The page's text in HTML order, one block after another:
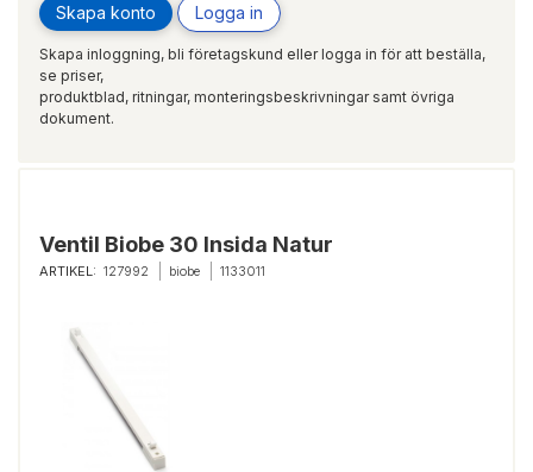
Skapa konto Logga in
Skapa inloggning, bli företagskund eller logga in för att beställa,
se priser,
produktblad, ritningar, monteringsbeskrivningar samt övriga
dokument.
Ventil Biobe 30 Insida Natur
ARTIKEL: 127992 biobe 1133011